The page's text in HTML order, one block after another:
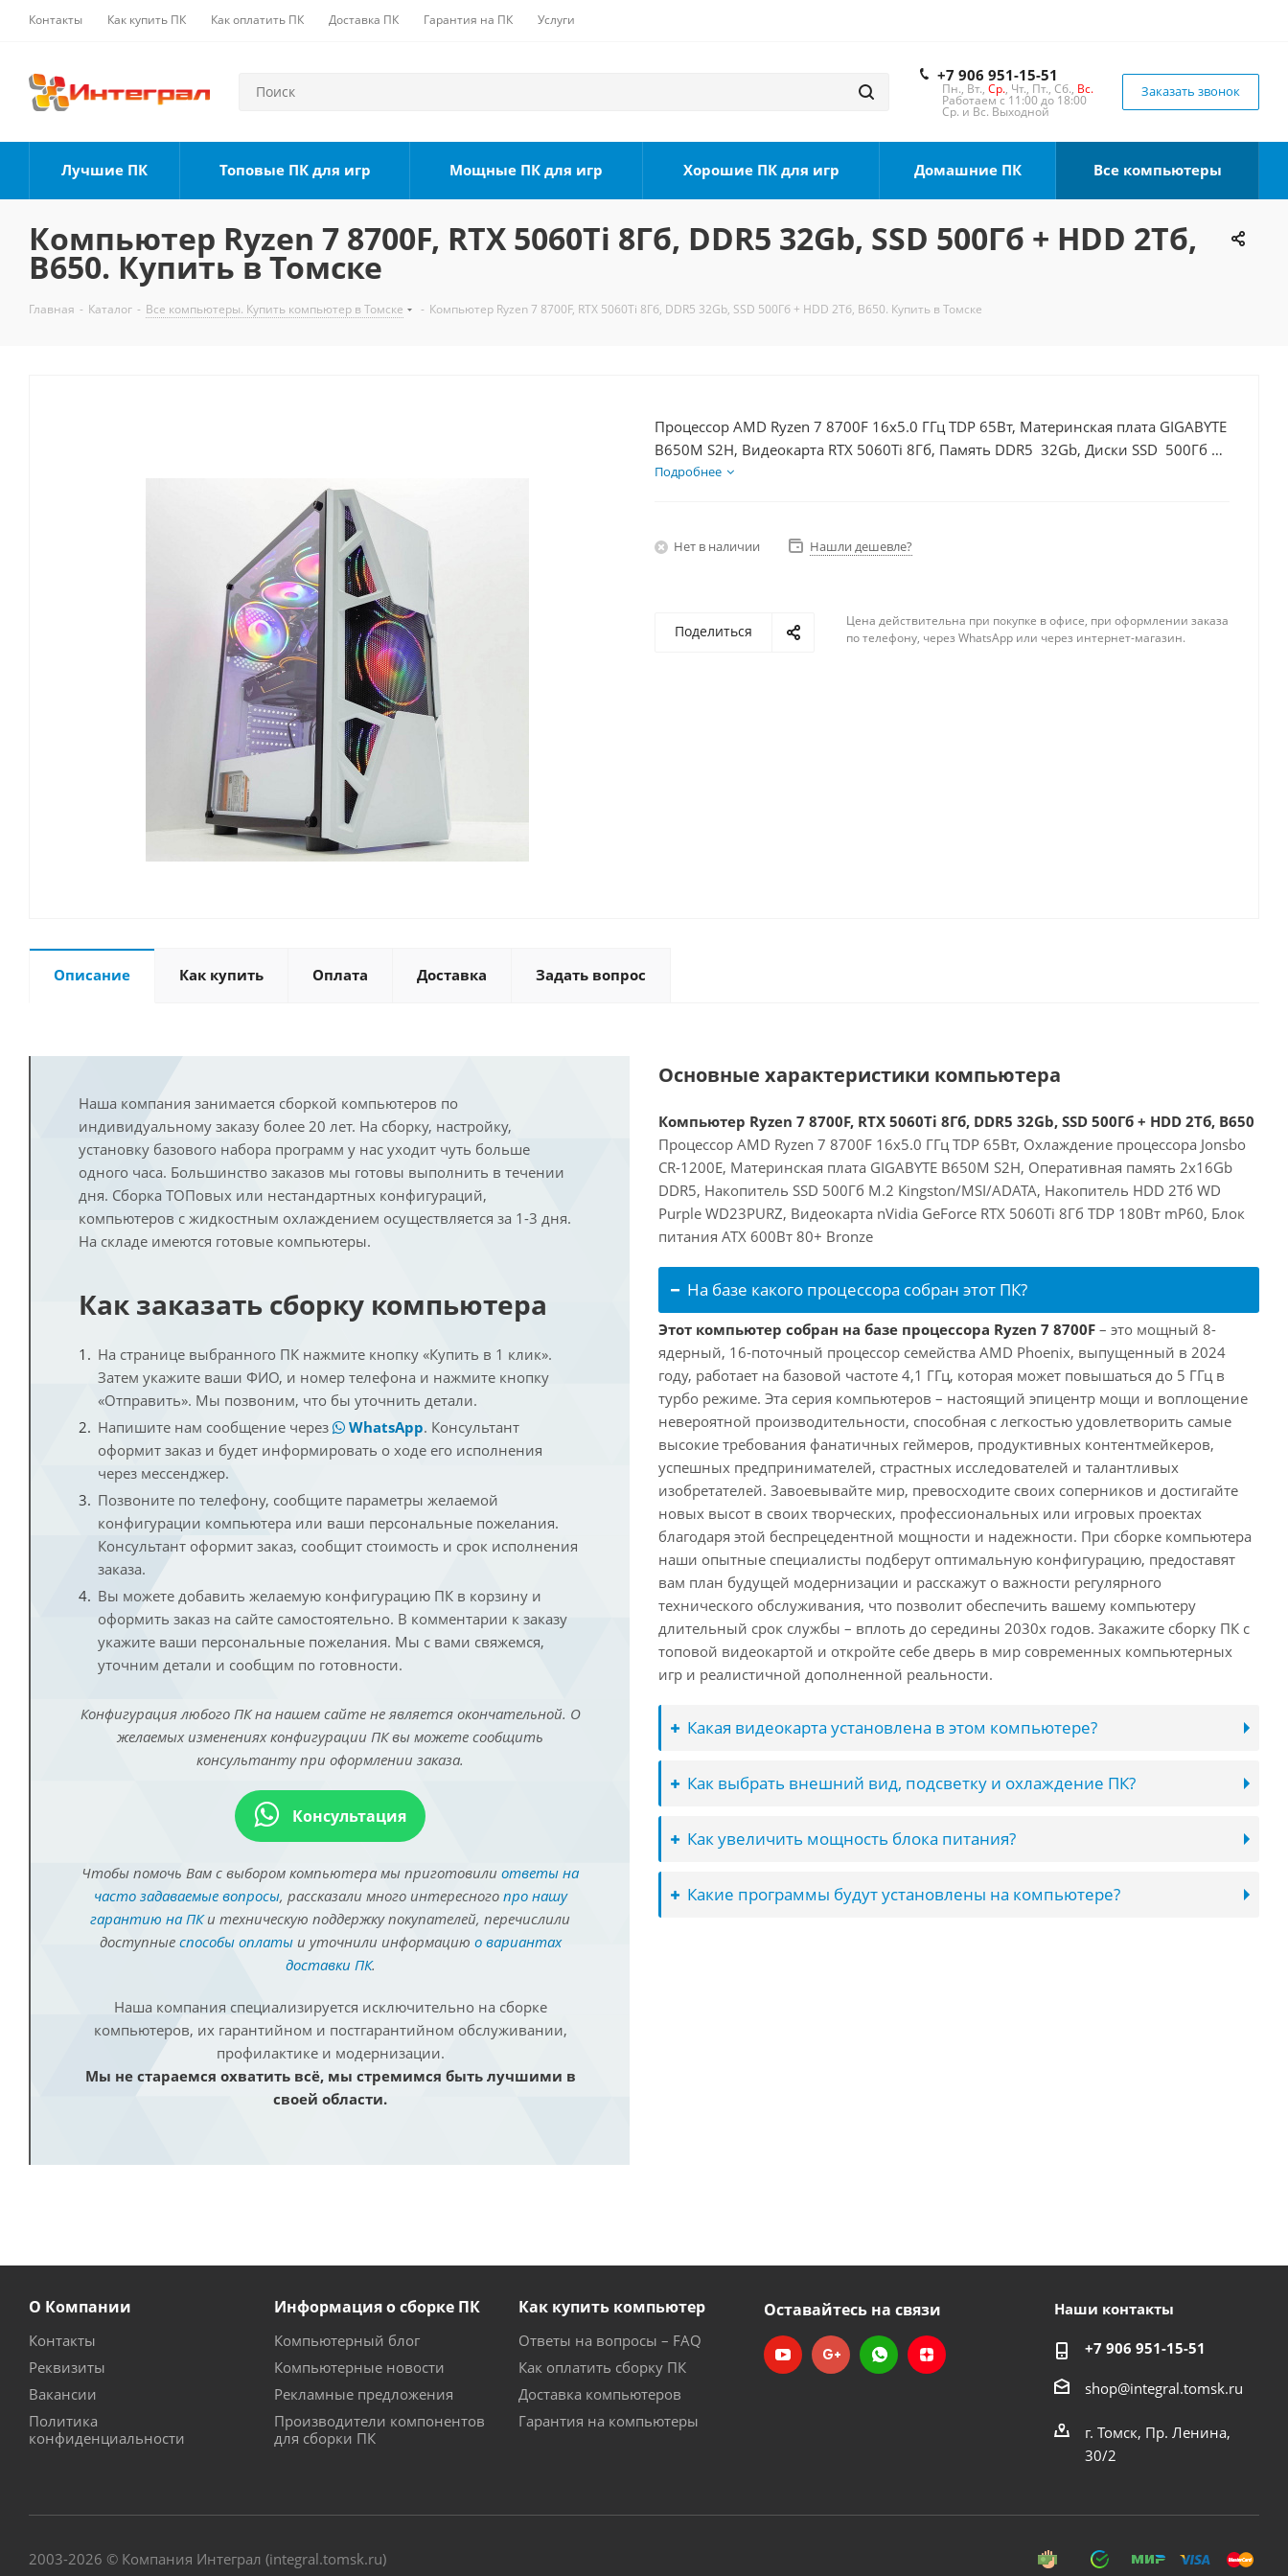
Контакты Как купить ПК Как оплатить ПК Доставка ПК Гарантия на ПК Услуги
+7 906 951-15-51
Пн., Вт., Ср., Чт., Пт., Сб., Вс.
Работаем с 11:00 до 18:00
Ср. и Вс. Выходной
Заказать звонок
Лучшие ПК Топовые ПК для игр Мощные ПК для игр Хорошие ПК для игр Домашние ПК Все компьютеры
Компьютер Ryzen 7 8700F, RTX 5060Ti 8Гб, DDR5 32Gb, SSD 500Гб + HDD 2Тб,
B650. Купить в Томске
Главная - Каталог - Все компьютеры. Купить компьютер в Томске - Компьютер Ryzen 7 8700F, RTX 5060Ti 8Гб, DDR5 32Gb, SSD 500Гб + HDD 2Тб, B650. Купить в Томске
Процессор AMD Ryzen 7 8700F 16x5.0 ГГц TDP 65Вт, Материнская плата GIGABYTE
B650M S2H, Видеокарта RTX 5060Ti 8Гб, Память DDR5 32Gb, Диски SSD 500Гб +
HDD 2Тб, БП 600Вт
Подробнее
Нет в наличии Нашли дешевле?
Поделиться
Цена действительна при покупке в офисе, при оформлении заказа
по телефону, через WhatsApp или через интернет-магазин.
Описание Как купить Оплата Доставка Задать вопрос
Наша компания занимается сборкой компьютеров по
индивидуальному заказу более 20 лет. На сборку, настройку,
установку базового набора программ у нас уходит чуть больше
одного часа. Большинство заказов мы готовы выполнить в течении
дня. Сборка ТОПовых или нестандартных конфигураций,
компьютеров с жидкостным охлаждением осуществляется за 1-3 дня.
На складе имеются готовые компьютеры.
Как заказать сборку компьютера
На странице выбранного ПК нажмите кнопку «Купить в 1 клик».
Затем укажите ваши ФИО, и номер телефона и нажмите кнопку
«Отправить». Мы позвоним, что бы уточнить детали.
Напишите нам сообщение через
WhatsApp. Консультант
оформит заказ и будет информировать о ходе его исполнения
через мессенджер.
Позвоните по телефону, сообщите параметры желаемой
конфигурации компьютера или ваши персональные пожелания.
Консультант оформит заказ, сообщит стоимость и срок исполнения
заказа.
Вы можете добавить желаемую конфигурацию ПК в корзину и
оформить заказ на сайте самостоятельно. В комментарии к заказу
укажите ваши персональные пожелания. Мы с вами свяжемся,
уточним детали и сообщим по готовности.
Конфигурация любого ПК на нашем сайте не является окончательной. О
желаемых изменениях конфигурации ПК вы можете сообщить
консультанту при оформлении заказа.
Консультация
Чтобы помочь Вам с выбором компьютера мы приготовили ответы на
часто задаваемые вопросы, рассказали много интересного про нашу
гарантию на ПКи техническую поддержку покупателей, перечислили
доступные способы оплатыи уточнили информацию о вариантах
доставки ПК.
Наша компания специализируется исключительно на сборке
компьютеров, их гарантийном и постгарантийном обслуживании,
профилактике и модернизации.
Мы не стараемся охватить всё, мы стремимся быть лучшими в
своей области.
Основные характеристики компьютера
Компьютер Ryzen 7 8700F, RTX 5060Ti 8Гб, DDR5 32Gb, SSD 500Гб + HDD 2Тб, B650
Процессор AMD Ryzen 7 8700F 16x5.0 ГГц TDP 65Вт, Охлаждение процессора Jonsbo
CR-1200E, Материнская плата GIGABYTE B650M S2H, Оперативная память 2x16Gb
DDR5, Накопитель SSD 500Гб M.2 Kingston/MSI/ADATA, Накопитель HDD 2Тб WD
Purple WD23PURZ, Видеокарта nVidia GeForce RTX 5060Ti 8Гб TDP 180Вт mP60, Блок
питания ATX 600Вт 80+ Bronze
На базе какого процессора собран этот ПК?
Этот компьютер собран на базе процессора Ryzen 7 8700F – это мощный 8-
ядерный, 16-поточный процессор семейства AMD Phoenix, выпущенный в 2024
году, работает на базовой частоте 4,1 ГГц, которая может повышаться до 5 ГГц в
турбо режиме. Эта серия компьютеров – настоящий эпицентр мощи и воплощение
невероятной производительности, способная с легкостью удовлетворить самые
высокие требования фанатичных геймеров, продуктивных контентмейкеров,
успешных предпринимателей, страстных исследователей и талантливых
изобретателей. Завоевывайте мир, превосходите своих соперников и достигайте
новых высот в своих творческих, профессиональных или игровых проектах
благодаря этой беспрецедентной мощности и надежности. При сборке компьютера
наши опытные специалисты подберут оптимальную конфигурацию, предоставят
вам план будущей модернизации и расскажут о важности регулярного
технического обслуживания, что позволит обеспечить вашему компьютеру
длительный срок службы – вплоть до середины 2030х годов. Закажите сборку ПК с
топовой видеокартой и откройте себе дверь в мир современных компьютерных
игр и реалистичной дополненной реальности.
Какая видеокарта установлена в этом компьютере?
Как выбрать внешний вид, подсветку и охлаждение ПК?
Как увеличить мощность блока питания?
Какие программы будут установлены на компьютере?
О Компании
Контакты
Реквизиты
Вакансии
Политика
конфиденциальности
Информация о сборке ПК
Компьютерный блог
Компьютерные новости
Рекламные предложения
Производители компонентов
для сборки ПК
Как купить компьютер
Ответы на вопросы – FAQ
Как оплатить сборку ПК
Доставка компьютеров
Гарантия на компьютеры
Оставайтесь на связи Наши контакты
+7 906 951-15-51
shop@integral.tomsk.ru
г. Томск, Пр. Ленина,
30/2
2003-2026 © Компания Интеграл (integral.tomsk.ru)